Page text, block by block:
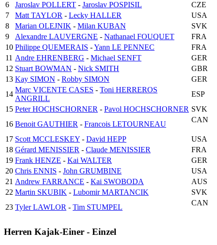
6
Jaroslav POLLERT - Jaroslav POSPISIL
CZE
7
Matt TAYLOR - Lecky HALLER
USA
8
Marian OLEJNIK - Milan KUBAN
SVK
9
Alexandre LAUVERGNE - Nathanael FOUQUET
FRA
10 Philippe QUEMERAIS -Yann LE PENNEC
FRA
11 Andre EHRENBERG - Michael SENFT
GER
12 Stuart BOWMAN - Nick SMITH
GBR
13 Kay SIMON - Robby SIMON
GER
14
Marc VICENTE CASES - Toni HERREROS
ANGRILL
ESP
15 Peter HOCHSCHORNER - Pavol HOCHSCHORNER SVK
16 Benoit GAUTHIER - Francois LETOURNEAU
CAN
17 Scott MCCLESKEY - David HEPP
USA
18 Gérard MENISSIER - Claude MENISSIER
FRA
19 Frank HENZE - Kai WALTER
GER
20 Chris ENNIS - John GRUMBINE
USA
21 Andrew FARRANCE - Kai SWOBODA
AUS
22 Martin SKUBIK - Lubomir MARTANCIK
SVK
23 Tyler LAWLOR - Tim STUMPEL
CAN
Herren Kajak-Einer - Einzel